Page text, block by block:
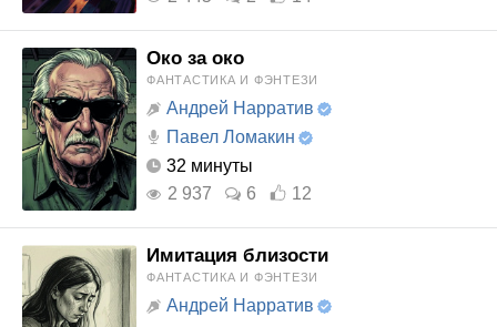
Око за око
ФАНТАСТИКА И ФЭНТЕЗИ
Андрей Нарратив
Павел Ломакин
32 минуты
2 937
6 12
Имитация близости
ФАНТАСТИКА И ФЭНТЕЗИ
Андрей Нарратив